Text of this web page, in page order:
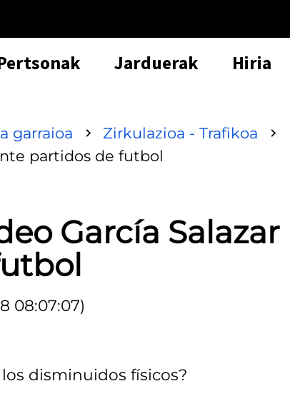
Jarduerak Hiria
garraioa
Zirkulazioa - Trafikoa
partidos de futbol
García Salazar
08:07:07)
disminuidos físicos?